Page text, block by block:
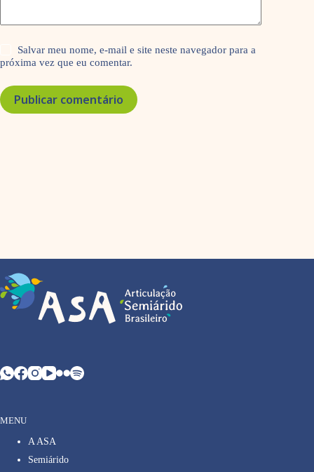
Salvar meu nome, e-mail e site neste navegador para a
próxima vez que eu comentar.
Publicar comentário
MENU
A ASA
Semiárido